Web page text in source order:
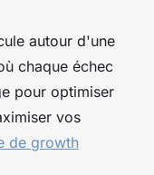
autour d'une
chaque échec
pour optimiser
vos
de growth